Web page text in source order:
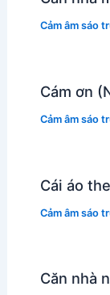
Cảm âm sáo
Cám ơn
Cảm âm sáo
Cái áo
Cảm âm sáo
Căn nhà